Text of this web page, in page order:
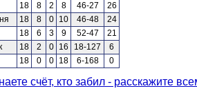
18 8 2 8 46-27
26
18 8 0 10 46-48
24
18 6 3 9 52-47
21
18 2 0 16 18-127
6
18 0 0 18 6-168 0
счёт, кто забил - расскажите